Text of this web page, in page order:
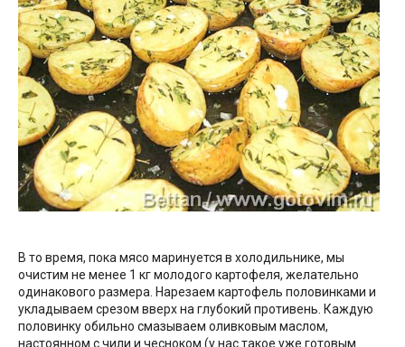
В то время, пока мясо маринуется в холодильнике, мы
очистим не менее 1 кг молодого картофеля, желательно
одинакового размера. Нарезаем картофель половинками и
укладываем срезом вверх на глубокий противень. Каждую
половинку обильно смазываем оливковым маслом,
настоянном с чили и чесноком (у нас такое уже готовым